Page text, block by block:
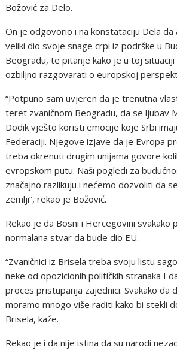
Božović za Delo.
On je odgovorio i na konstataciju Dela da
veliki dio svoje snage crpi iz podrške u
Beogradu, te pitanje kako je u toj
ozbiljno razgovarati o europskoj
“Potpuno sam uvjeren da je trenutna
teret zvaničnom Beogradu, da se ljubav
Dodik vješto koristi emocije koje Srbi
Federaciji. Njegove izjave da je Evropa
treba okrenuti drugim unijama govore
evropskom putu. Naši pogledi za
značajno razlikuju i nećemo dozvoliti da
zemlji”, rekao je Božović.
Rekao je da Bosni i Hercegovini svakako
normalana stvar da bude dio EU.
“Zvaničnici iz Brisela treba svoju listu
neke od opozicionih političkih stranaka I
proces pristupanja zajednici. Svakako da
moramo mnogo više raditi kako bi stekli
Brisela, kaže.
Rekao je i da nije istina da su narodi